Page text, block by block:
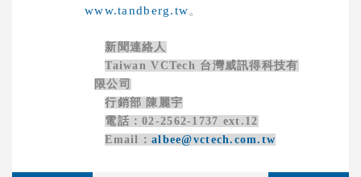
www.tandberg.tw。
新聞連絡人
Taiwan VCTech 台灣威訊得科技有
限公司
行銷部 陳麗宇
電話：02-2562-1737 ext.12
Email ：albee@vctech.com.tw